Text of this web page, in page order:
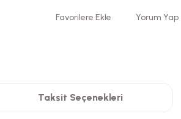
Yorum Yap
Taksit Seçenekleri